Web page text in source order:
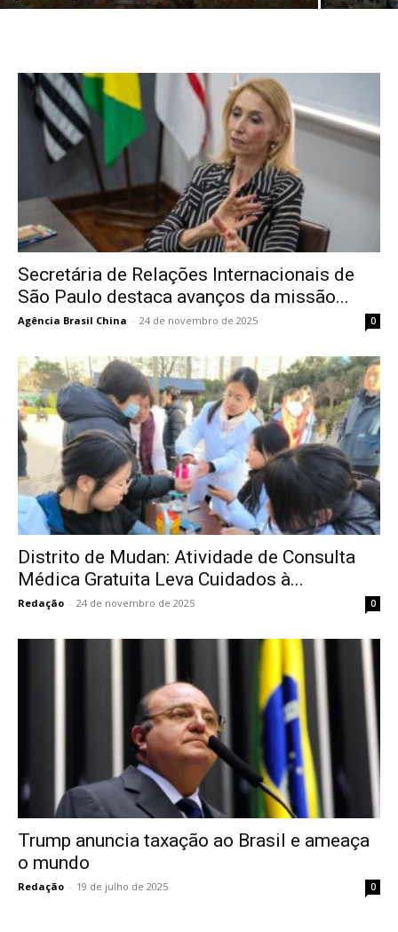
Secretária de Relações Internacionais de
São Paulo destaca avanços da missão...
Agência Brasil China - 24 de novembro de 2025 0
Distrito de Mudan: Atividade de Consulta
Médica Gratuita Leva Cuidados à...
Redação - 24 de novembro de 2025 0
Trump anuncia taxação ao Brasil e ameaça
o mundo
Redação - 19 de julho de 2025 0